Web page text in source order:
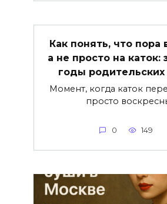
Как понять, что пора
а не просто на каток:
годы родительских
Момент, когда каток
просто
0 149